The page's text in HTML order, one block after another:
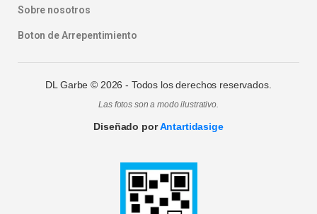
Sobre nosotros
Boton de Arrepentimiento
DL Garbe © 2026 - Todos los derechos reservados.
Las fotos son a modo ilustrativo.
Diseñado porAntartidasige